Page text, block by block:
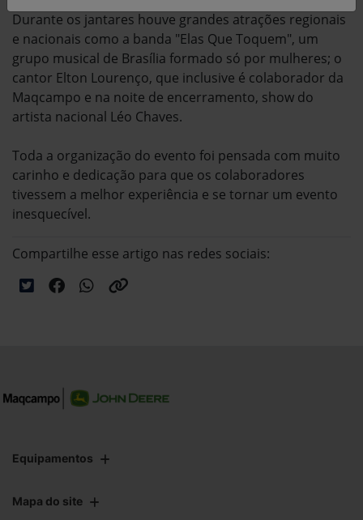
Durante os jantares houve grandes atrações regionais
e nacionais como a banda "Elas Que Toquem", um
grupo musical de Brasília formado só por mulheres; o
cantor Elton Lourenço, que inclusive é colaborador da
Maqcampo e na noite de encerramento, show do
artista nacional Léo Chaves.
Toda a organização do evento foi pensada com muito
carinho e dedicação para que os colaboradores
tivessem a melhor experiência e se tornar um evento
inesquecível.
Compartilhe esse artigo nas redes sociais:
Equipamentos
Mapa do site